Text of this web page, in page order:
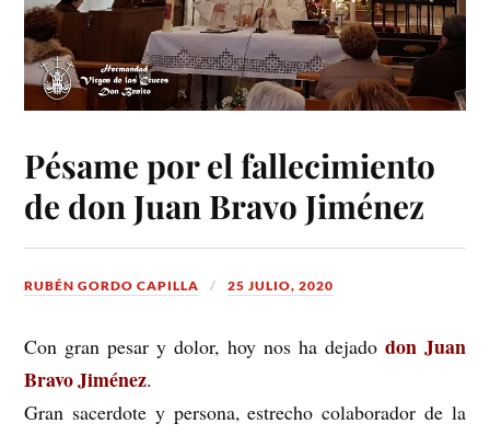
Pésame por el fallecimiento
de don Juan Bravo Jiménez
RUBÉN GORDO CAPILLA 25 JULIO, 2020
Con gran pesar y dolor, hoy nos ha dejado don Juan
Bravo Jiménez.
Gran sacerdote y persona, estrecho colaborador de la